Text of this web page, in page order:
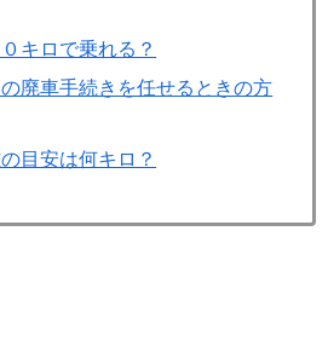
キロで乗れる？
廃車手続きを任せるときの方
目安は何キロ？